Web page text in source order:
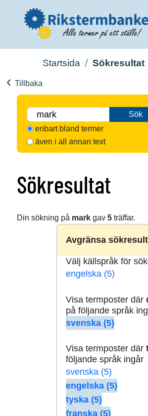
Startsida Sökresultat
Tillbaka
Sök
enbart bland termer
även i all annan text
Sökresultat
Din sökning på markgav 5träffar.
Avgränsa
Välj källspråk för
engelska (5)
Visa termposter där
på följande språk
svenska (5)
Visa termposter där
följande språk ingår
svenska (5)
engelska (5)
tyska (5)
franska (5)